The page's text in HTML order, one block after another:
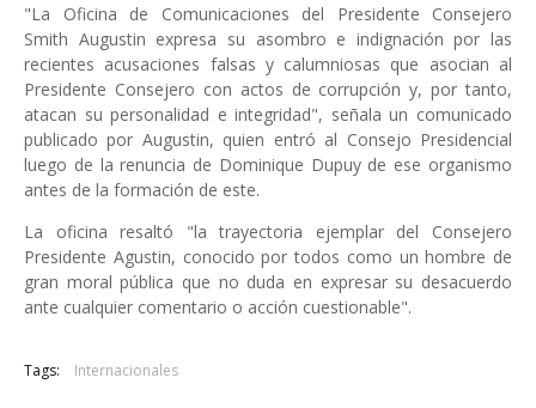
"La Oficina de Comunicaciones del Presidente Consejero
Smith Augustin expresa su asombro e indignación por las
recientes acusaciones falsas y calumniosas que asocian al
Presidente Consejero con actos de corrupción y, por tanto,
atacan su personalidad e integridad", señala un comunicado
publicado por Augustin, quien entró al Consejo Presidencial
luego de la renuncia de Dominique Dupuy de ese organismo
antes de la formación de este.
La oficina resaltó "la trayectoria ejemplar del Consejero
Presidente Agustin, conocido por todos como un hombre de
gran moral pública que no duda en expresar su desacuerdo
ante cualquier comentario o acción cuestionable".
Tags: Internacionales